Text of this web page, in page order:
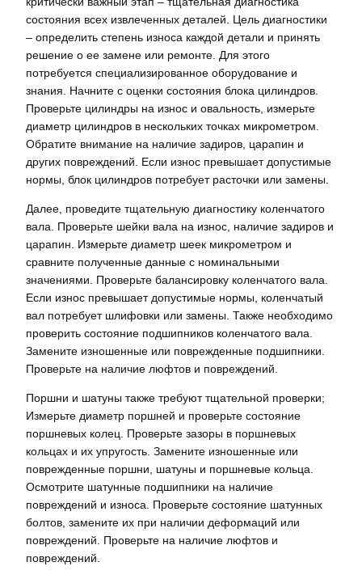
состояния всех извлеченных деталей. Цель диагностики
– определить степень износа каждой детали и принять
решение о ее замене или ремонте. Для этого
потребуется специализированное оборудование и
знания. Начните с оценки состояния блока цилиндров.
Проверьте цилиндры на износ и овальность, измерьте
диаметр цилиндров в нескольких точках микрометром.
Обратите внимание на наличие задиров, царапин и
других повреждений. Если износ превышает допустимые
нормы, блок цилиндров потребует расточки или замены.
Далее, проведите тщательную диагностику коленчатого
вала. Проверьте шейки вала на износ, наличие задиров и
царапин. Измерьте диаметр шеек микрометром и
сравните полученные данные с номинальными
значениями. Проверьте балансировку коленчатого вала.
Если износ превышает допустимые нормы, коленчатый
вал потребует шлифовки или замены. Также необходимо
проверить состояние подшипников коленчатого вала.
Замените изношенные или поврежденные подшипники.
Проверьте на наличие люфтов и повреждений.
Поршни и шатуны также требуют тщательной проверки;
Измерьте диаметр поршней и проверьте состояние
поршневых колец. Проверьте зазоры в поршневых
кольцах и их упругость. Замените изношенные или
поврежденные поршни, шатуны и поршневые кольца.
Осмотрите шатунные подшипники на наличие
повреждений и износа. Проверьте состояние шатунных
болтов, замените их при наличии деформаций или
повреждений. Проверьте на наличие люфтов и
повреждений.